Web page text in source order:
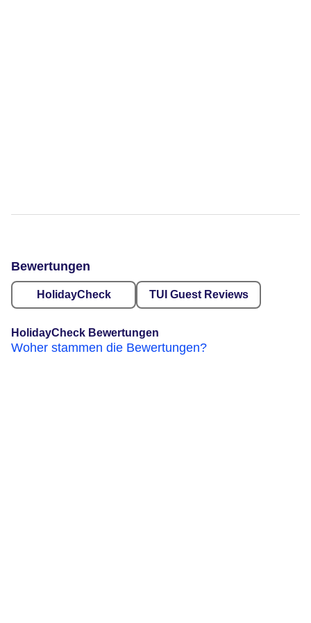
Bewertungen
HolidayCheck TUI Guest Reviews
HolidayCheck Bewertungen
Woher stammen die Bewertungen?